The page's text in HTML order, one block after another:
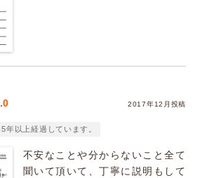
2017年12月投稿
年以上経過しています。
不安なことや分からないこと全て
聞いて頂いて、丁寧に説明もして